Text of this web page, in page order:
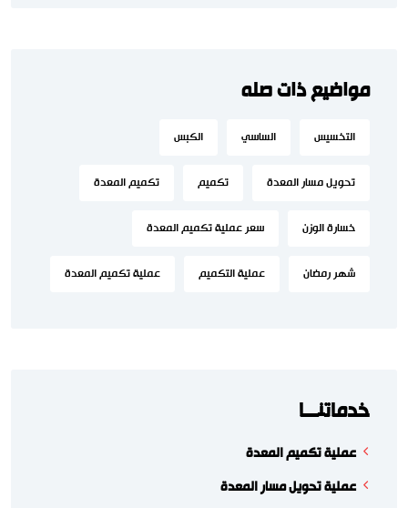
مواضيع ذات صله
التخسيس الساسي الكبس
تحويل مسار المعدة تكميم تكميم المعدة
خسارة الوزن سعر عملية تكميم المعدة
شهر رمضان عملية التكميم عملية تكميم المعدة
خدماتنـــا
عملية تكميم المعدة
عملية تحويل مسار المعدة